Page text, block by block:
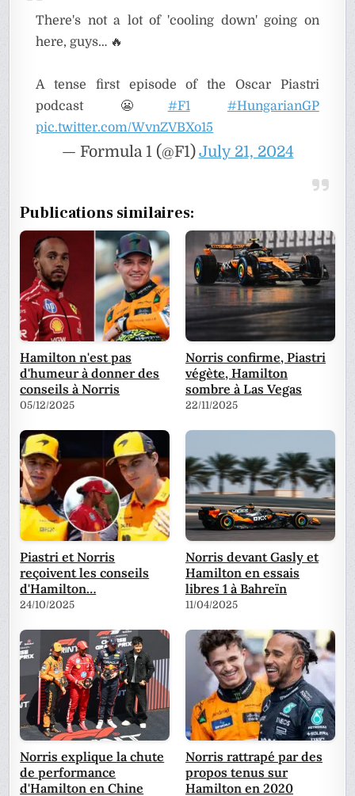
There's not a lot of 'cooling down' going on
here, guys… 🔥
A tense first episode of the Oscar Piastri
podcast 😬 #F1
#HungarianGP
pic.twitter.com/WvnZVBXo15
— Formula 1 (@F1)July 21, 2024
Publications similaires:
Hamilton n'est pas
d'humeur à donner des
conseils à Norris
05/12/2025
Norris confirme, Piastri
végète, Hamilton
sombre à Las Vegas
22/11/2025
Piastri et Norris
reçoivent les conseils
d'Hamilton…
24/10/2025
Norris devant Gasly et
Hamilton en essais
libres 1 à Bahreïn
11/04/2025
Norris explique la chute
de performance
d'Hamilton en Chine
Norris rattrapé par des
propos tenus sur
Hamilton en 2020